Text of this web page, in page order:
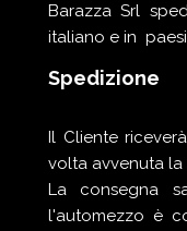
Barazza Srl
italiano e in paesi
Spedizione
Il Cliente
volta avvenuta la
La consegna
l'automezzo è